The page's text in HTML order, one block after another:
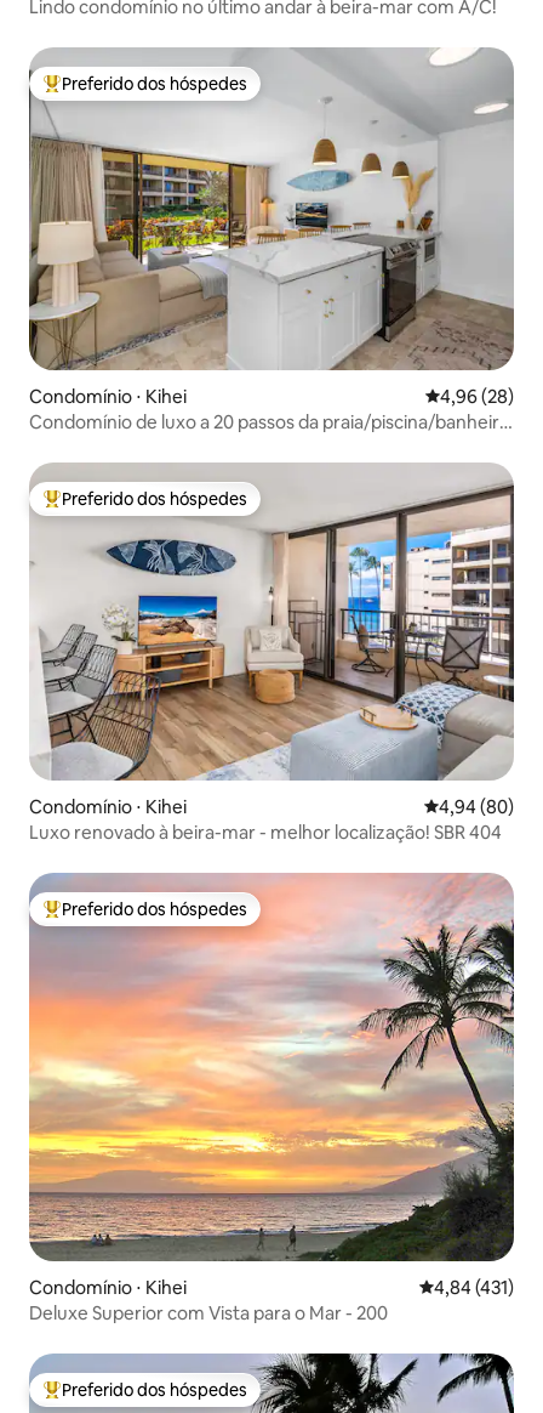
Lindo condomínio no último andar à beira-mar com A/C!
Entre os melhores preferidos dos hóspedes
Preferido dos hóspedes
Condomínio ⋅ Kihei 4,96 de uma
4,96 (28)
Condomínio de luxo a 20 passos da praia/piscina/banheira
Entre os melhores preferidos dos hóspedes
Preferido dos hóspedes
Condomínio ⋅ Kihei 4,94 de uma
4,94 (80)
Luxo renovado à beira-mar - melhor localização! SBR 404
Entre os melhores preferidos dos hóspedes
Preferido dos hóspedes
Condomínio ⋅ Kihei 4,84 de uma
4,84 (431)
Deluxe Superior com Vista para o Mar - 200
Entre os melhores preferidos dos hóspedes
Preferido dos hóspedes